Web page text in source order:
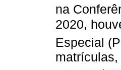
na
2020,
Especial